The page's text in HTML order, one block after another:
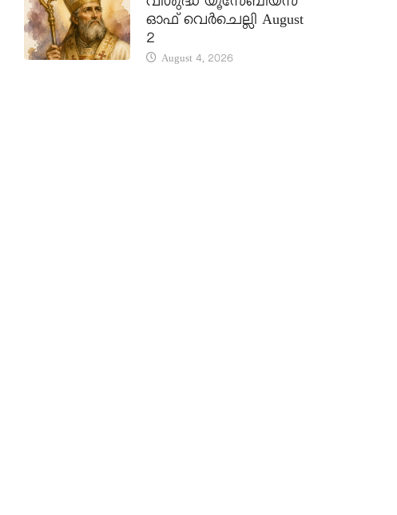
ഓഫ് വെർചെല്ലി August
2
August 4, 2026